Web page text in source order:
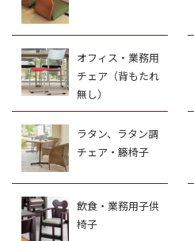
オフィス・業務用
チェア（背もたれ
無し）
ラタン、ラタン調
チェア・籐椅子
飲食・業務用子供
椅子